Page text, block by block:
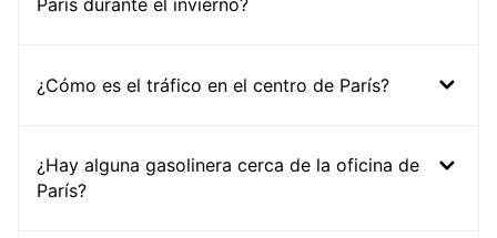
París durante el invierno?
¿Cómo es el tráfico en el centro de París?
¿Hay alguna gasolinera cerca de la oficina de
París?